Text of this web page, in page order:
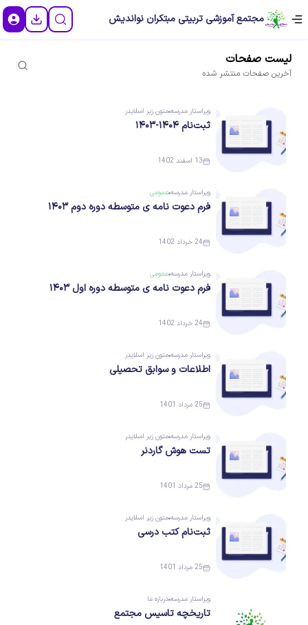
مجتمع آموزشی تربیتی مبتکران نواندیش
لیست صفحات
آخرین صفحات منتشر شده
ویراستار مدرسه متون زیر اسلایدر
ثبت‌نام ۱۴۰۴-۱۴۰۳
13 اسفند 1402
ویراستار مدرسه عمومی
فرم دعوت نامه ی متوسطه دوره دوم ۱۴۰۳
24 خرداد 1402
ویراستار مدرسه عمومی
فرم دعوت نامه ی متوسطه دوره اول ۱۴۰۳
24 خرداد 1402
ویراستار مدرسه متون زیر اسلایدر
اطلاعات و سوابق تحصیلی
25 مرداد 1401
ویراستار مدرسه متون زیر اسلایدر
تست هوش گاردنر
25 مرداد 1401
ویراستار مدرسه متون زیر اسلایدر
ثبت‌نام کتب درسی
25 مرداد 1401
ویراستار مدرسه درباره ما
تاریخچه تاسیس مجتمع